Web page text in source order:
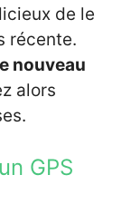
de le
récente.
nouveau
alors
GPS